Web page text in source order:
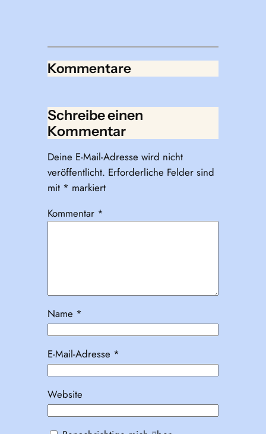
Kommentare
Schreibe einen
Kommentar
Deine E-Mail-Adresse wird nicht
veröffentlicht. Erforderliche Felder sind
mit * markiert
Kommentar *
Name *
E-Mail-Adresse *
Website